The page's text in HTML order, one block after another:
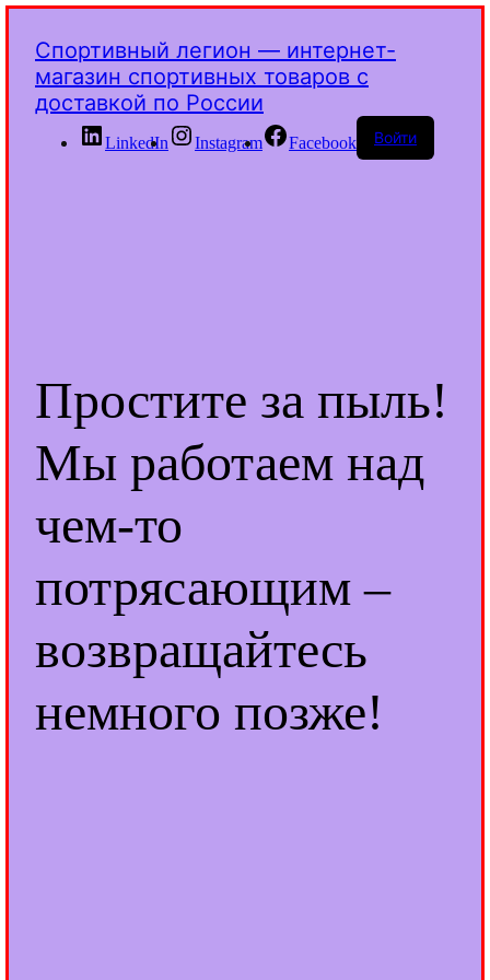
Спортивный легион — интернет-
магазин спортивных товаров с
доставкой по России
LinkedIn Instagram Facebook Войти
Простите за пыль!
Мы работаем над
чем-то
потрясающим –
возвращайтесь
немного позже!